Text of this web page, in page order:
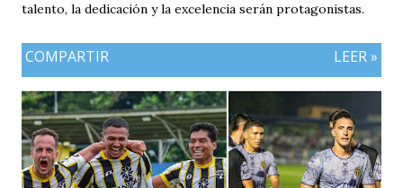
talento, la dedicación y la excelencia serán protagonistas.
COMPARTIR LEER »